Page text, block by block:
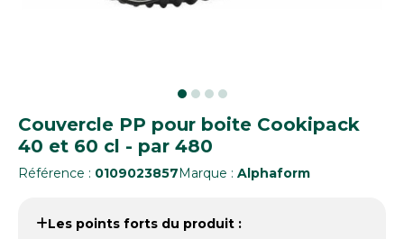
Couvercle PP pour boite Cookipack
40 et 60 cl - par 480
Référence : 0109023857Marque : Alphaform
Les points forts du produit :